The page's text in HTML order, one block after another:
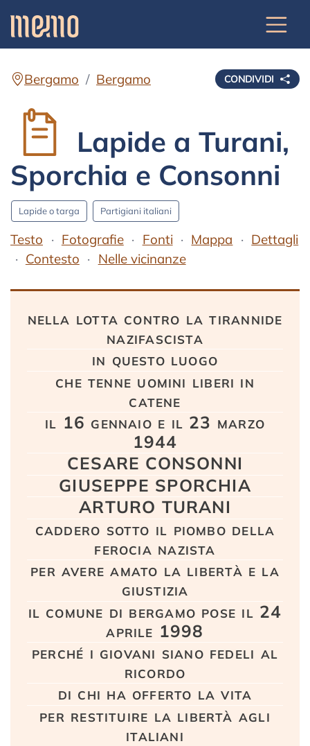
CONDIVIDI
Bergamo Bergamo
Lapide a Turani,
Sporchia e Consonni
Lapide o targa Partigiani italiani
Testo Fotografie Fonti Mappa
Dettagli
Contesto
Nelle vicinanze
nella lotta contro la tirannide
nazifascista
in questo luogo
che tenne uomini liberi in
catene
il 16 gennaio e il 23 marzo
1944
CESARE CONSONNI
GIUSEPPE SPORCHIA
ARTURO TURANI
caddero sotto il piombo della
ferocia nazista
per avere amato la libertà e la
giustizia
il comune di bergamo pose il 24
aprile 1998
perché i giovani siano fedeli al
ricordo
di chi ha offerto la vita
per restituire la libertà agli
italiani